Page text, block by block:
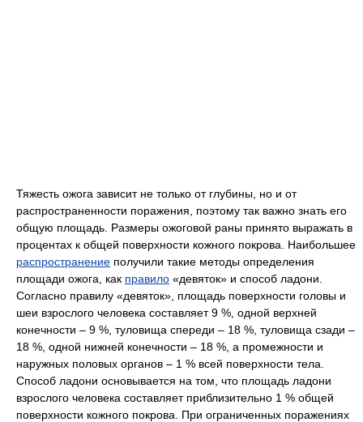
Тяжесть ожога зависит не только от глубины, но и от
распространенности поражения, поэтому так важно знать его
общую площадь. Размеры ожоговой раны принято выражать в
процентах к общей поверхности кожного покрова. Наибольшее
распространение получили такие методы определения
площади ожога, как правило «девяток» и способ ладони.
Согласно правилу «девяток», площадь поверхности головы и
шеи взрослого человека составляет 9 %, одной верхней
конечности – 9 %, туловища спереди – 18 %, туловища сзади –
18 %, одной нижней конечности – 18 %, а промежности и
наружных половых органов – 1 % всей поверхности тела.
Способ ладони основывается на том, что площадь ладони
взрослого человека составляет приблизительно 1 % общей
поверхности кожного покрова. При ограниченных поражениях